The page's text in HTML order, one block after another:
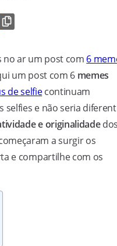
no ar um post com 6
um post com 6 memes
de selfiecontinuam
selfies e não seria
e originalidade
a surgir os
e compartilhe com os